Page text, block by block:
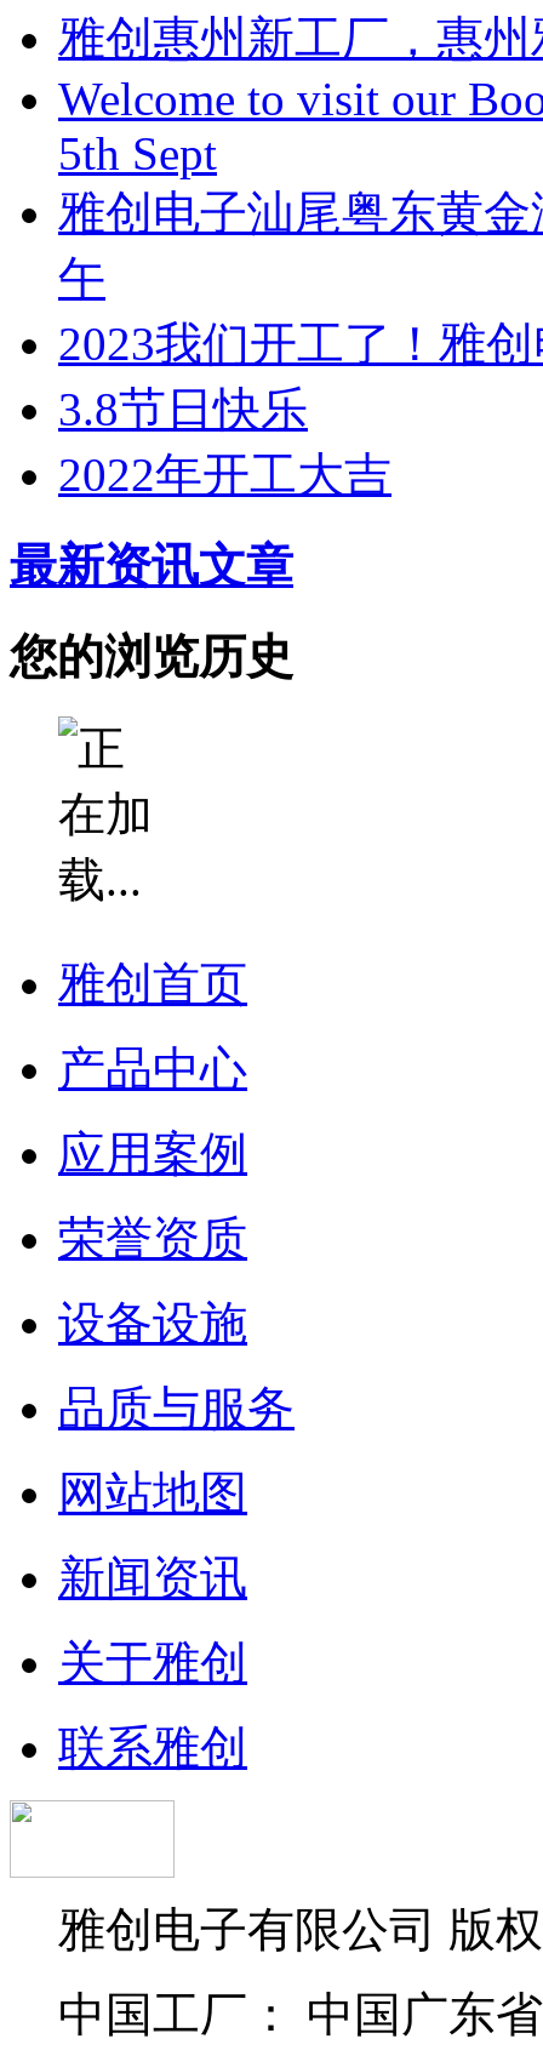
雅创惠州新工厂，惠
Welcome to visit our
5th Sept
雅创电子汕尾粤东黄
午
2023我们开工了！雅
3.8节日快乐
2022年开工大吉
最新资讯文章
您的浏览历史
雅创首页
产品中心
应用案例
荣誉资质
设备设施
品质与服务
网站地图
新闻资讯
关于雅创
联系雅创
雅创电子有限公司 版
中国工厂： 中国广东